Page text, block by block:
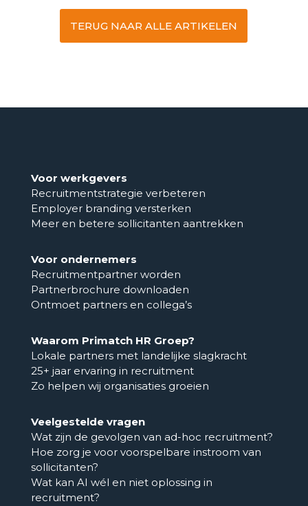
TERUG NAAR ALLE ARTIKELEN
Voor werkgevers
Recruitmentstrategie verbeteren
Employer branding versterken
Meer en betere sollicitanten aantrekken
Voor ondernemers
Recruitmentpartner worden
Partnerbrochure downloaden
Ontmoet partners en collega’s
Waarom Primatch HR Groep?
Lokale partners met landelijke slagkracht
25+ jaar ervaring in recruitment
Zo helpen wij organisaties groeien
Veelgestelde vragen
Wat zijn de gevolgen van ad-hoc recruitment?
Hoe zorg je voor voorspelbare instroom van
sollicitanten?
Wat kan AI wél en niet oplossing in
recruitment?